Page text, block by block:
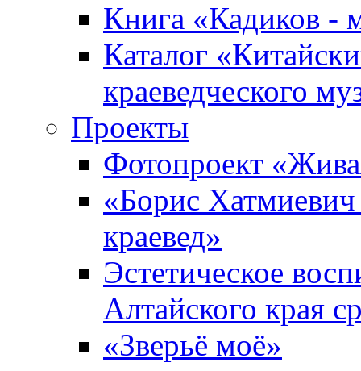
Книга «Кадиков -
Каталог
краеведческого
Проекты
Фотопроект
«Борис Хатмиевич
краевед»
Эстетическое
Алтайского края
«Зверьё моё»